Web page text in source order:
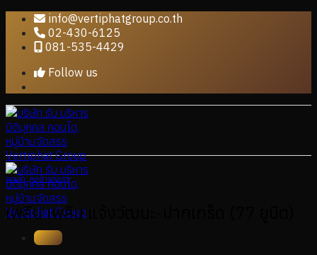
Skip
content
info@vertiphatgroup.co.th
02-430-6125
081-535-4429
Follow us
คอนโด ลูกค้าของเรา
เพลิน เพลิน แจ้งวัฒนะ-ปากเกร็ด (77 ยูนิต)